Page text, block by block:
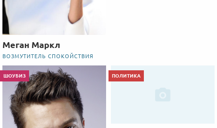
Меган Маркл
ВОЗМУТИТЕЛЬ СПОКОЙСТВИЯ
ШОУБИЗ ПОЛИТИКА